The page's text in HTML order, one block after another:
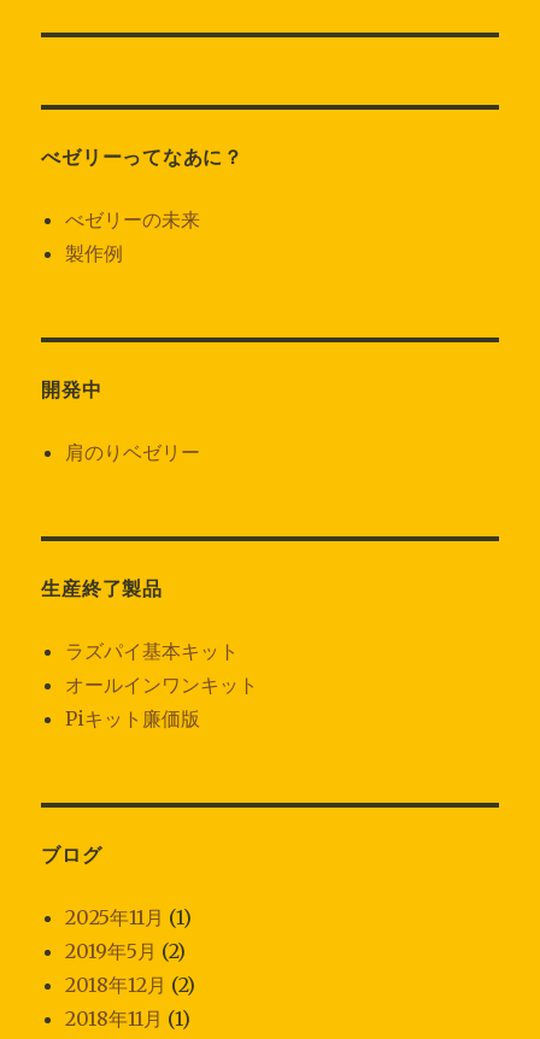
ー
ン
投
べゼリーってなあに？
べゼリーの未来
製作例
開発中
肩のりベゼリー
生産終了製品
ラズパイ基本キット
オールインワンキット
Piキット廉価版
ブログ
2025年11月 (1)
2019年5月 (2)
2018年12月 (2)
2018年11月 (1)